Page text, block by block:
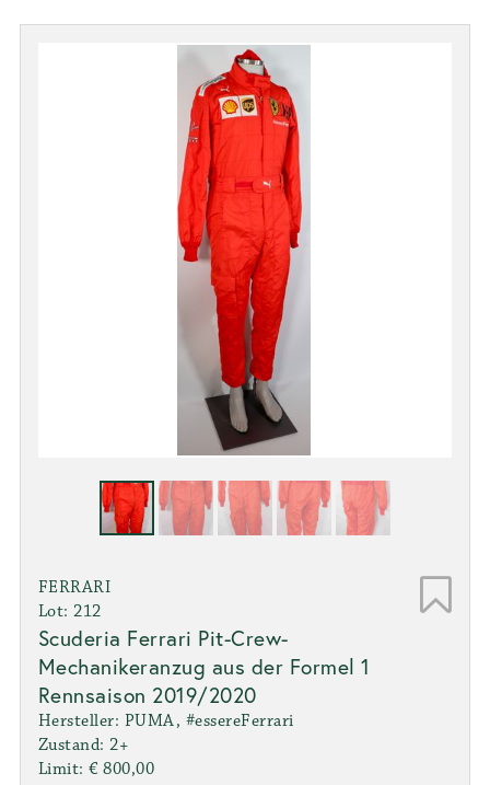
FERRARI
Lot: 212
Scuderia Ferrari Pit-Crew-
Mechanikeranzug aus der Formel 1
Rennsaison 2019/2020
Hersteller: PUMA, #essereFerrari
Zustand: 2+
Limit: € 800,00